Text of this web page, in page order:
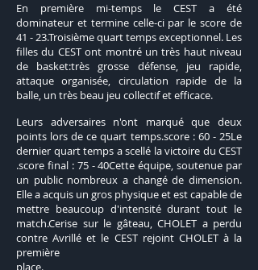
En première mi-temps le CEST a été
dominateur et termine celle-ci par le score de
41 - 23.Troisième quart temps exceptionnel. Les
filles du CEST ont montré un très haut niveau
de basket:très grosse défense, jeu rapide,
attaque organisée, circulation rapide de la
balle, un très beau jeu collectif et efficace.
Leurs adversaires n'ont marqué que deux
points lors de ce quart temps.score : 60 - 25Le
dernier quart temps a scellé la victoire du CEST
.score final : 75 - 40Cette équipe, soutenue par
un public nombreux a changé de dimension.
Elle a acquis un gros physique et est capable de
mettre beaucoup d'intensité durant tout le
match.Cerise sur le gâteau, CHOLET a perdu
contre Avrillé et le CEST rejoint CHOLET à la
première
place.